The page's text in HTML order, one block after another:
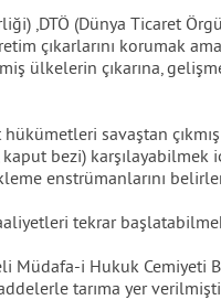
,DTÖ (Dünya Ticaret
çıkarlarını korumak
ülkelerin çıkarına,
savaştan
kaput bezi)
enstrümanlarını
tekrar
Müdafa-i Hukuk Cemiyeti
tarıma yer